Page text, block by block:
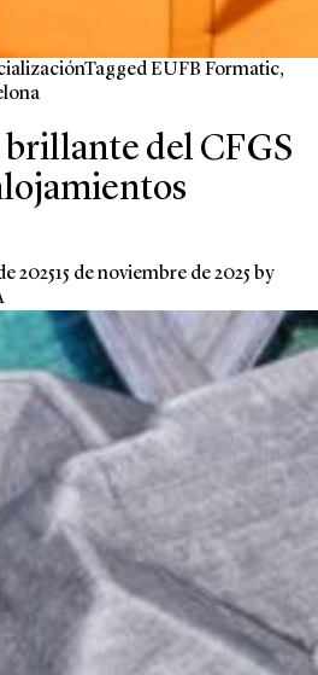
TaggedEUFB Formatic,
del CFGS
202515 de noviembre de 2025 by